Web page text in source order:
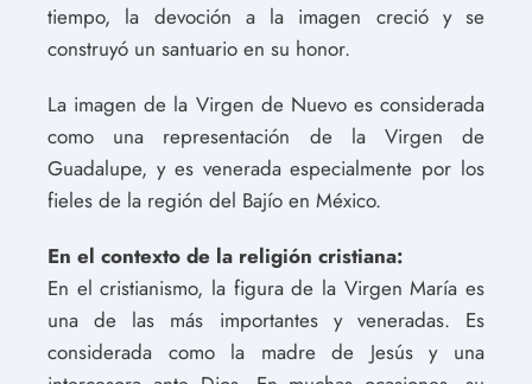
tiempo, la devoción a la imagen creció y se
construyó un santuario en su honor.
La imagen de la Virgen de Nuevo es considerada
como una representación de la Virgen de
Guadalupe, y es venerada especialmente por los
fieles de la región del Bajío en México.
En el contexto de la religión cristiana:
En el cristianismo, la figura de la Virgen María es
una de las más importantes y veneradas. Es
considerada como la madre de Jesús y una